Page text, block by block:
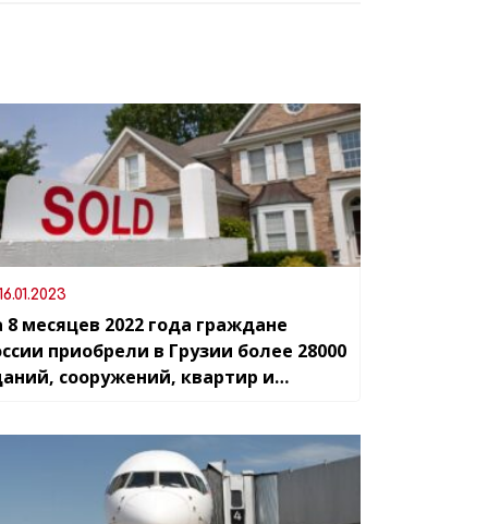
8 месяцев 2022 года граждане
приобрели в Грузии более 28000
сооружений, квартир и